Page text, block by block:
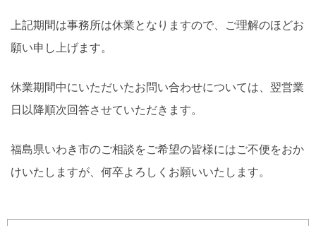
上記期間は事務所は休業となりますので、ご理解のほどお
願い申し上げます。
休業期間中にいただいたお問い合わせについては、翌営業
日以降順次回答させていただきます。
福島県いわき市のご相談をご希望の皆様にはご不便をおか
けいたしますが、何卒よろしくお願いいたします。